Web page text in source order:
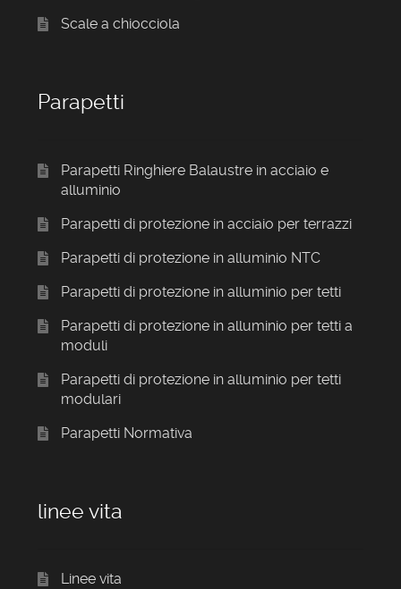
Scale a chiocciola
Parapetti
Parapetti Ringhiere Balaustre in acciaio e
alluminio
Parapetti di protezione in acciaio per terrazzi
Parapetti di protezione in alluminio NTC
Parapetti di protezione in alluminio per tetti
Parapetti di protezione in alluminio per tetti a
moduli
Parapetti di protezione in alluminio per tetti
modulari
Parapetti Normativa
linee vita
Linee vita